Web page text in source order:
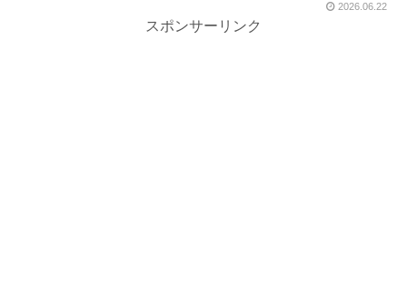
2026.06.22
スポンサーリンク